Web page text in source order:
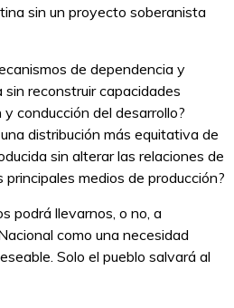
sin un proyecto soberanista
de dependencia y
reconstruir capacidades
conducción del desarrollo?
distribución más equitativa de
sin alterar las relaciones de
medios de producción?
podrá llevarnos, o no, a
como una necesidad
Solo el pueblo salvará al